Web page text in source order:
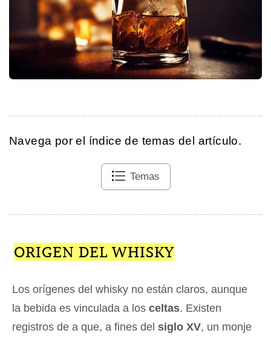
Navega por el índice de temas del artículo.
Temas
ORIGEN DEL WHISKY
Los orígenes del whisky no están claros, aunque
la bebida es vinculada a los celtas. Existen
registros de a que, a fines del siglo XV, un monje